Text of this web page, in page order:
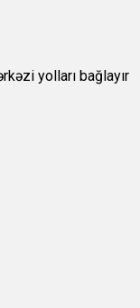
yolları bağlayır